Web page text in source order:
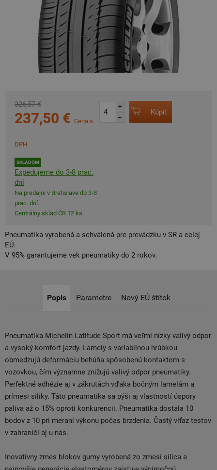
326,57 €
237,50 € Cena s
DPH
SKLADOM
Expedujeme do 3-8 prac.
dní
Na predajni v Bratislave do 3-8
prac. dní.
Centrálny sklad ČR 12 ks.
+
–
Kúpiť
Pneumatika vyrobená a schválená pre prevádzku v SR a celej
EÚ.
V 95% garantujeme vek pneumatiky do 2 rokov.
Popis Parametre Nový EÚ štítok
Pneumatika Michelin Latitude Sport má veľmi nízky valivý odpor
a vysoký komfort jazdy. Lamely s variabilnou hrúbkou
obmedzujú deformáciu behúňa spôsobenú kontaktom s
vozovkou, čím významne znižujú valivý odpor pneumatiky.
Perfektné adhézie aj v zákrutách vďaka bočným lamelám a
prímesi siliky. Táto pneumatika sa pýši aj vlastností úspory
paliva až o 15% oproti konkurencii. Pneumatika dostala 10
bodov z 10 pri meraní výkonu počas brzdenia. Častý víťaz testov
v zahraničí aj u nás.
Inovatívny zmes blokov gumy vyrobená zo zmesi silica a